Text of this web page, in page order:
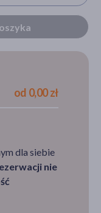
od 0,00 zł
dla siebie
nie